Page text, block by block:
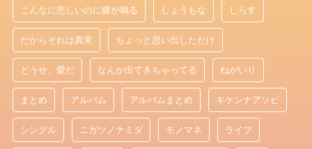
こんなに悲しいのに腹が鳴る しょうもな しらす
だからそれは真実 ちょっと思い出しただけ
どうせ、愛だ なんか出てきちゃってる ねがいり
まとめ アルバム アルバムまとめ キケンナアソビ
シングル ニガツノナミダ モノマネ ライブ